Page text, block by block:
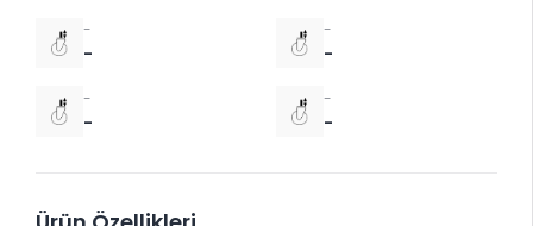
-
-
-
-
-
-
-
-